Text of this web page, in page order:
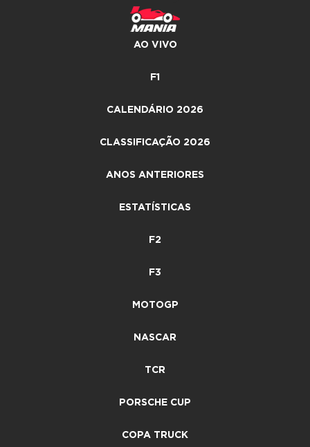
AO VIVO
F1
CALENDÁRIO 2026
CLASSIFICAÇÃO 2026
ANOS ANTERIORES
ESTATÍSTICAS
F2
F3
MOTOGP
NASCAR
TCR
PORSCHE CUP
COPA TRUCK